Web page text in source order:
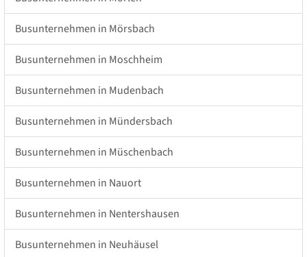
Busunternehmen in Mörsbach
Busunternehmen in Moschheim
Busunternehmen in Mudenbach
Busunternehmen in Mündersbach
Busunternehmen in Müschenbach
Busunternehmen in Nauort
Busunternehmen in Nentershausen
Busunternehmen in Neuhäusel